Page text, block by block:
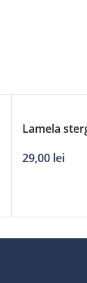
Lamela
29,00 lei